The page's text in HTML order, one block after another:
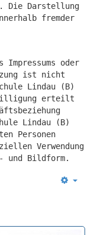
Die Darstellung
fremder
Impressums oder
ist nicht
Lindau (B)
erteilt
Lindau (B)
Personen
Verwendung
und Bildform.